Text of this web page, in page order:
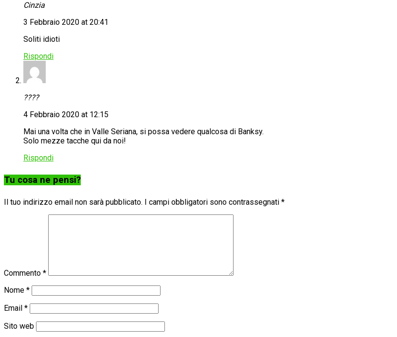
Cinzia
3 Febbraio 2020 at 20:41
Soliti idioti
Rispondi
????
4 Febbraio 2020 at 12:15
Mai una volta che in Valle Seriana, si possa vedere qualcosa di Banksy.
Solo mezze tacche qui da noi!
Rispondi
Tu cosa ne pensi?
Il tuo indirizzo email non sarà pubblicato. I campi obbligatori sono contrassegnati *
Commento *
Nome *
Email *
Sito web